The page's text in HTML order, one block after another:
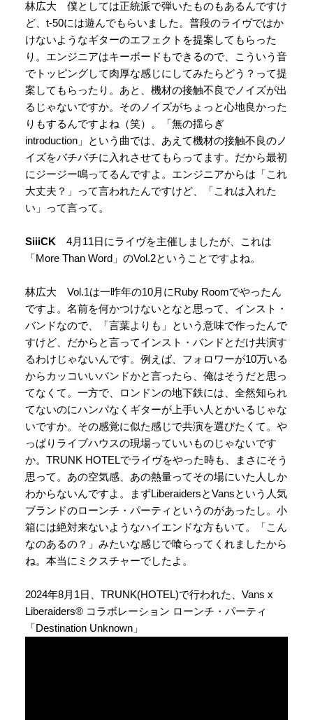
林広大 僕としては正統派で弾いたものもあるんですけ
ど、t-50には遊んでもらいました。普段のライヴではか
けないようなギターのエフェクトを提案してもらった
り。エンジニアはキーボードもできるので、こういう音
でトッピングして肉厚な感じにしてみたらどう？って提
案してもらったり。あと、機材の接触不良でノイズが出
るじゃないですか。そのノイズがちょっと心地良かった
りもするんですよね（笑）。「無の揺らぎ
introduction」という曲では、あえて機材の接触不良のノ
イズをバチバチに入れさせてもらってます。だから最初
にジージー鳴ってるんですよ。エンジニアからは「これ
大丈夫？」って言われたんですけど、「これは入れた
い」って言って。
SiiiCK 4月11日にライヴを主催しましたが、これは
「More Than Word」のVol.2ということですよね。
林広大 Vol.1は一昨年の10月にRuby Roomでやったん
ですよ。名前を何かつけないとなと思って、インスト・
バンドなので、「言葉よりも」という意味で作ったんで
すけど、だからと言ってインスト・バンドとだけ共演す
るわけじゃないんです。例えば、フォロワーが10万いる
からカッコいいバンドかと言ったら、俺はそうだと思っ
てなくて。一方で、ロンドンの地下鉄には、全然知られ
てないのにハンパなくギターが上手い人とかいるじゃな
いですか。その感覚に似た感じで共演を選びたくて。や
っぱりライブハウスの現場っていいものじゃないです
か。TRUNK HOTELでライヴをやった時も、まさにそう
思って。あの空気感、あの熱量ってその場にいた人しか
わからないんですよ。まずLiberaidersとVansという人気
ブランドのローンチ・パーティというのがあったし。小
箱には絶対来ないようなハイエンドな方もいて。「こん
なのあるの？」みたいな感じで喰らってくれましたから
ね。本当にミクスチャーでしたよ。
2024年8月1日、TRUNK(HOTEL)で行われた、Vans x
Liberaiders® コラボレーション ローンチ・パーティ
「Destination Unknown」